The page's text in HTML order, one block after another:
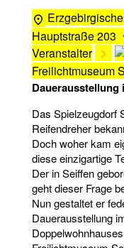
Hauptstraße 203
Veranstalter
Freilichtmuseum
Das Spielzeugdorf
Reifendreher
Doch woher kam
diese einzigartige
Der in Seiffen
geht dieser Frage
Nun gestaltet er
Dauerausstellung